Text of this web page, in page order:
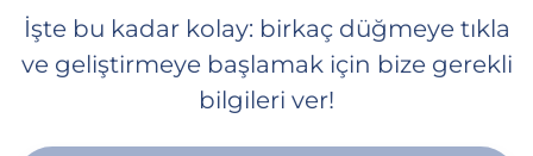
İşte bu kadar kolay: birkaç düğmeye tıkla
ve geliştirmeye başlamak için bize gerekli
bilgileri ver!